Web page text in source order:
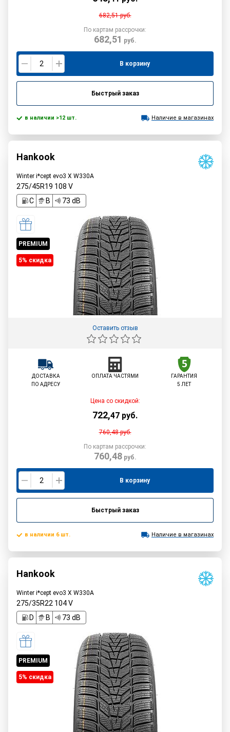
682,51руб.
По картам рассрочки:
682,51 руб.
В корзину
Быстрый заказ
в наличии >12 шт. Наличие в магазинах
Hankook
Winter i*cept evo3 X W330A
275/45R19 108 V
C
B 73 dB
PREMIUM
5% cкидка
Оставить отзыв
ДОСТАВКА
ПО АДРЕСУ
ОПЛАТА ЧАСТЯМИ
ГАРАНТИЯ
5 ЛЕТ
Цена со скидкой:
722,47 руб.
760,48руб.
По картам рассрочки:
760,48руб.
В корзину
Быстрый заказ
в наличии 6 шт. Наличие в магазинах
Hankook
Winter i*cept evo3 X W330A
275/35R22 104V
D
B 73 dB
PREMIUM
5% cкидка